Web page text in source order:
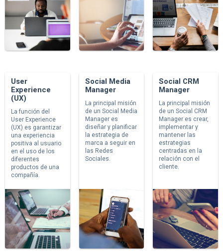
User
Experience
(UX)
La función del
User Experience
(UX) es garantizar
una experiencia
positiva al usuario
en el uso de los
diferentes
productos de una
compañía.
Social Media
Manager
La principal misión
de un Social Media
Manager es
diseñar y planificar
la estrategia de
marca a seguir en
las Redes
Sociales.
Social CRM
Manager
La principal misión
de un Social CRM
Manager es crear,
implementar y
mantener las
estrategias
centradas en la
relación con el
cliente.